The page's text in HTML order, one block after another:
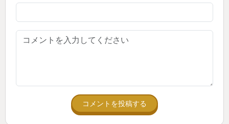
では本作は何が素晴らしくて、何が前作を超えてい
BOTWが素晴らしかったのは、行きたいところに行
けて、やりたいことができたことで、フィールドそ
のものが遊び場になっていたところ。プレイヤーは
コメントを投稿する